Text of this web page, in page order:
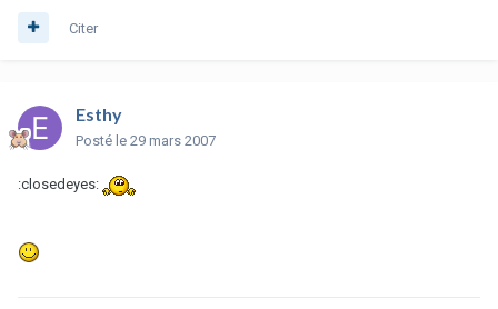
Citer
Esthy
Posté le 29 mars 2007
:closedeyes: